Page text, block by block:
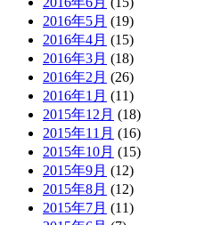
2016年5月 (19)
2016年4月 (15)
2016年3月 (18)
2016年2月 (26)
2016年1月 (11)
2015年12月 (18)
2015年11月 (16)
2015年10月 (15)
2015年9月 (12)
2015年8月 (12)
2015年7月 (11)